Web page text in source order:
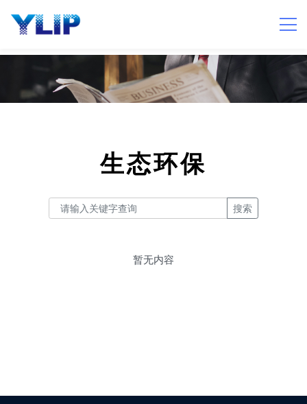
生态环保
搜索
暂无内容